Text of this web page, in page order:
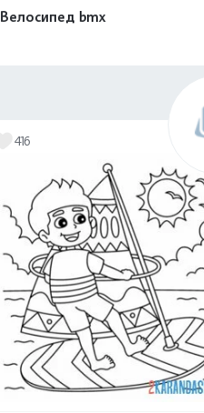
Велосипед bmx
416